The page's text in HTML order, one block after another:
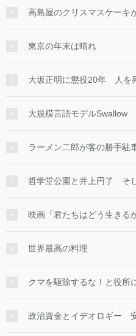
高島屋のクリスマスケーキ
東京の年末は晴れ
大坂正明に懲役20年 人を
大規模言語モデルSwallow
ラーメン二郎が客の勝手駐
哲学堂公園と井上円了 そ
映画「君たちはどう生きる
世界最高の料理
クマを駆除するな！と役所
政治資金とイデオロギー